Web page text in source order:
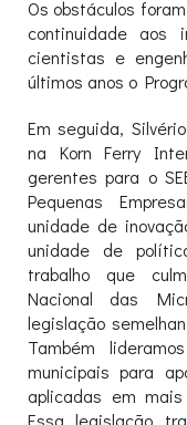
Os obstáculos
continuidade aos
cientistas e
últimos anos o
Em seguida,
na Korn Ferry
gerentes para o
Pequenas
unidade de
unidade de
trabalho que
Nacional das
legislação
Também
municipais para
aplicadas em
Essa legislação